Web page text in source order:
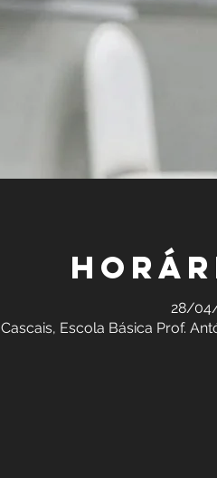
28/04/
Cascais, Escola Básica Prof.